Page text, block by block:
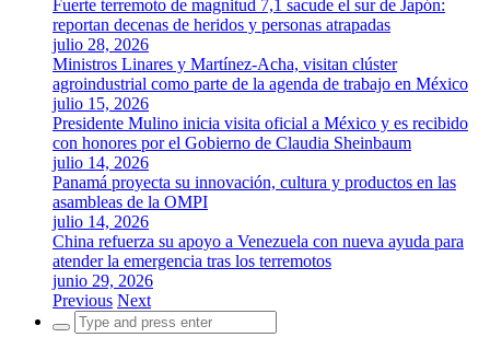
Fuerte terremoto de magnitud 7,1 sacude el sur de Japón:
reportan decenas de heridos y personas atrapadas
julio 28, 2026
Ministros Linares y Martínez-Acha, visitan clúster
agroindustrial como parte de la agenda de trabajo en México
julio 15, 2026
Presidente Mulino inicia visita oficial a México y es recibido
con honores por el Gobierno de Claudia Sheinbaum
julio 14, 2026
Panamá proyecta su innovación, cultura y productos en las
asambleas de la OMPI
julio 14, 2026
China refuerza su apoyo a Venezuela con nueva ayuda para
atender la emergencia tras los terremotos
junio 29, 2026
Previous Next
Search
for: